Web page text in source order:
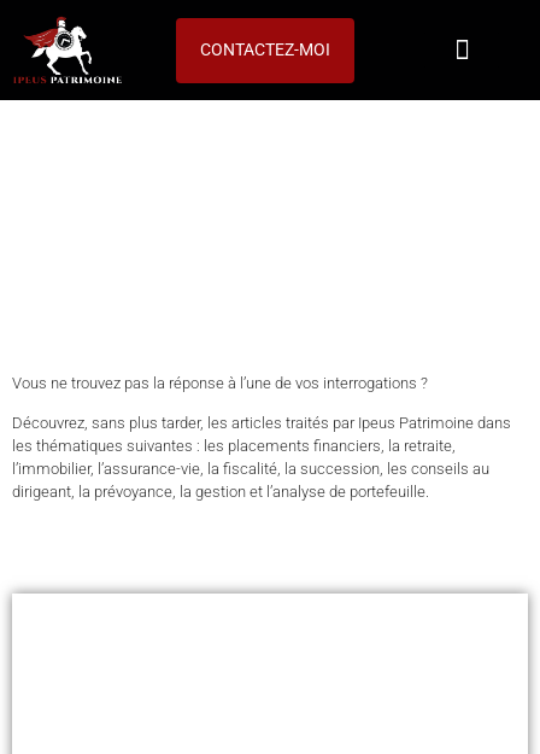
CONTACTEZ-MOI
Vous ne trouvez pas la réponse à l’une de vos interrogations ?
Découvrez, sans plus tarder, les articles traités par Ipeus Patrimoine dans
les thématiques suivantes : les placements financiers, la retraite,
l’immobilier, l’assurance-vie, la fiscalité, la succession, les conseils au
dirigeant, la prévoyance, la gestion et l’analyse de portefeuille.